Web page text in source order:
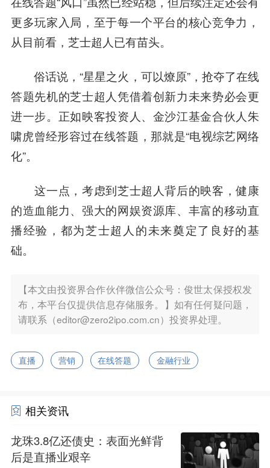
更多玩家入局，至于每一个平台的核心竞争力，
从目前看，芝士超人已有苗头。
俗话说，“星星之火，可以燎原”，抢夺了在线
答题先机的芝士超人凭借着创新力未来势必会更
进一步。正如映客投资人、金沙江基金合伙人 朱
啸虎曾经形容过在线答题，那就是“电视综艺网络
化”。
这一点，考虑到芝士超人背后的映客，健康
的造血能力、强大的网娱资源库、丰富的移动直
播经验，都为芝士超人的未来奠定了良好的基
础。
【本文由投资界合作伙伴微信公众号：俊世太保授权发
布，本平台仅提供信息存储服务。】如有任何疑问题，
请联系（editor@zero2ipo.com.cn）投资界处理。
直播 营销 在线答题 金融行业
相关资讯
龙珠3.8亿还债史：表面光鲜背
后是直播业艰辛